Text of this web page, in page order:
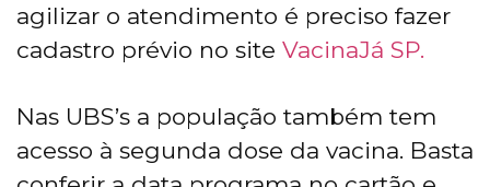
agilizar o atendimento é preciso fazer
cadastro prévio no site VacinaJá SP.
Nas UBS’s a população também tem
acesso à segunda dose da vacina. Basta